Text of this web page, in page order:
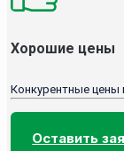
Хорошие цены
Конкурентные цены
Оставить